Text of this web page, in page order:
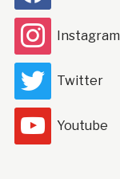
Instagram
Twitter
Youtube